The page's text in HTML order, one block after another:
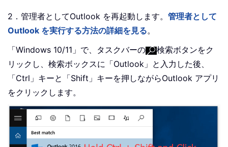
2．管理者としてOutlook を再起動します。 管理者として
Outlook を実行する方法の詳細を見る。
「Windows 10/11」で、タスクバーの
検索ボタンをク
リックし、検索ボックスに「Outlook」と入力した後、
「Ctrl」キーと「Shift」キーを押しながらOutlook アプリ
をクリックします。